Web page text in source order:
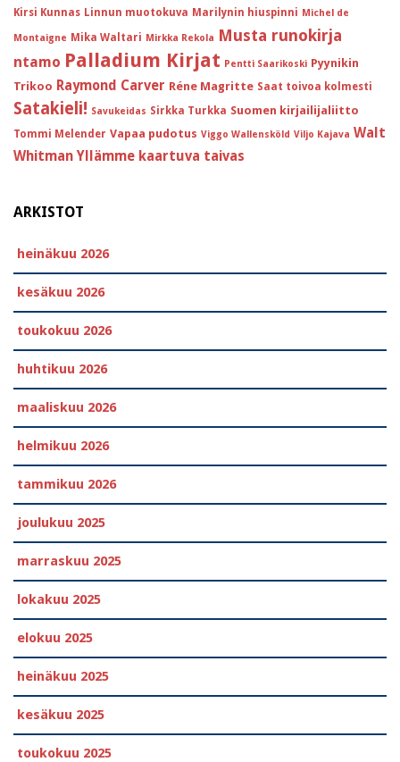
Kirsi Kunnas Linnun muotokuva Marilynin hiuspinni Michel de
Montaigne Mika Waltari Mirkka Rekola Musta runokirja
ntamo Palladium Kirjat Pentti Saarikoski Pyynikin
Trikoo Raymond Carver Réne Magritte Saat toivoa kolmesti
Satakieli! Savukeidas Sirkka Turkka Suomen kirjailijaliitto
Tommi Melender Vapaa pudotus Viggo Wallensköld Viljo Kajava Walt
Whitman Yllämme kaartuva taivas
ARKISTOT
heinäkuu 2026
kesäkuu 2026
toukokuu 2026
huhtikuu 2026
maaliskuu 2026
helmikuu 2026
tammikuu 2026
joulukuu 2025
marraskuu 2025
lokakuu 2025
elokuu 2025
heinäkuu 2025
kesäkuu 2025
toukokuu 2025